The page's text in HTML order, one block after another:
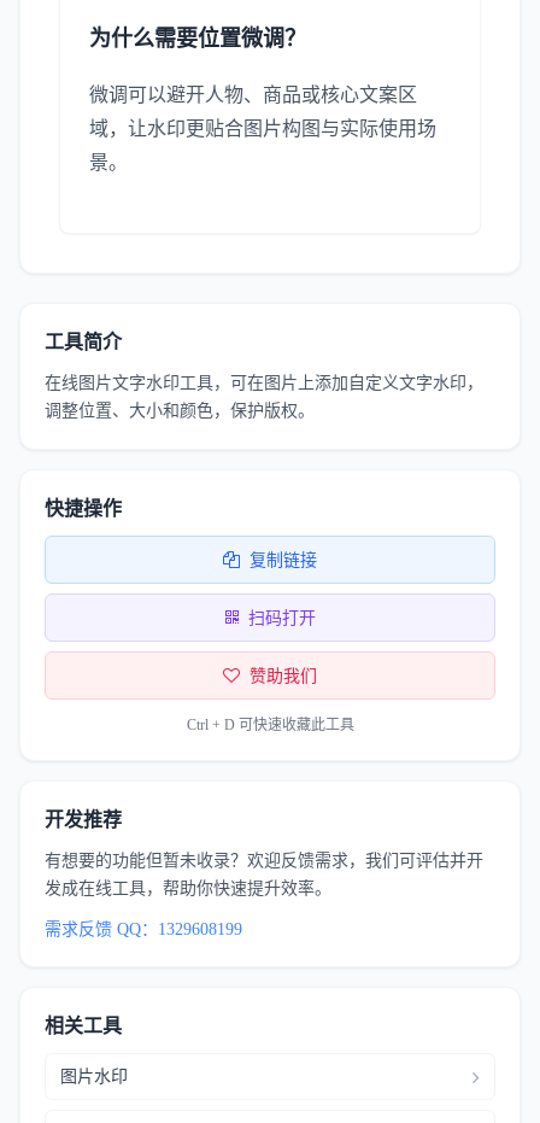
为什么需要位置微调？
微调可以避开人物、商品或核心文案区
域，让水印更贴合图片构图与实际使用场
景。
工具简介
在线图片文字水印工具，可在图片上添加自定义文字水印，
调整位置、大小和颜色，保护版权。
快捷操作
复制链接
扫码打开
赞助我们
Ctrl + D 可快速收藏此工具
开发推荐
有想要的功能但暂未收录？欢迎反馈需求，我们可评估并开
发成在线工具，帮助你快速提升效率。
需求反馈 QQ：1329608199
相关工具
图片水印